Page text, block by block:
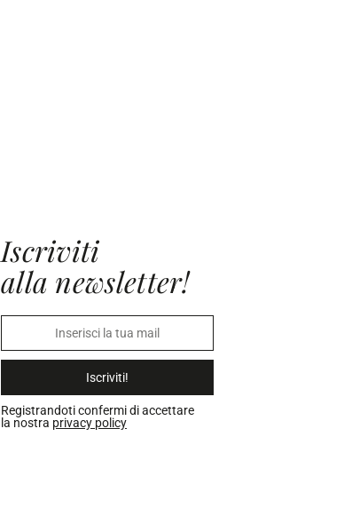
Iscriviti
alla newsletter!
Iscriviti!
Registrandoti confermi di accettare
la nostra privacy policy